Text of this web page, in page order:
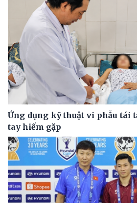
Ứng dụng kỹ thuật vi phẫu tái
tay hiếm gặp